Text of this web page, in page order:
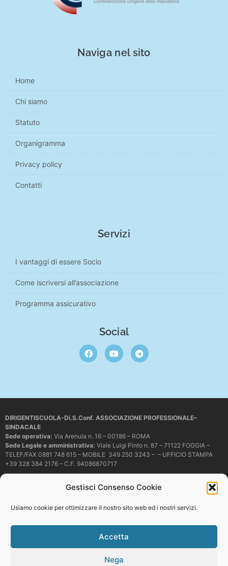
Gestisci Consenso Cookie
Usiamo cookie per ottimizzare il nostro sito web ed i nostri servizi.
Accetta
Nega
Naviga nel sito
Home
Chi siamo
Statuto
Organigramma
Privacy policy
Contatti
Servizi
I vantaggi di essere Socio
Come iscriversi all’associazione
Programma assicurativo
Social
DIRIGENTISCUOLA-Di.S.Conf. ASSOCIAZIONE PROFESSIONALE–
SINDACALE
Sede operativa: Via Arenula n. 16 – 00186 – ROMA
Sede Legale e amministrativa: Viale Luigi Pinto n. 87 – 71122 FOGGIA –
TELEF/FAX 0881 748 615 – MOBILE 349 250 3243 – – UFFICIO STAMPA
+39 328 384 2176 – C.F. 94086870717
dirigentiscuola@pec.it
copiare o riprodurre in alcun modo i contenuti presenti in questo sito se non